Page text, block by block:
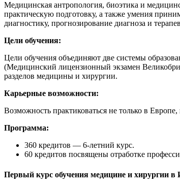
Медицинская антропология, биоэтика и
практическую подготовку, а также умения
диагностику, прогнозирование диагноза и
Цели обучения:
Цели обучения объединяют две системы
(Медицинский лицензионный экзамен
разделов медицины и хирургии.
Карьерные возможности:
Возможность практиковаться не только в
Программа:
360 кредитов — 6-летний курс.
60 кредитов посвящены отработке
Первый курс обучения медицине и хирургии в